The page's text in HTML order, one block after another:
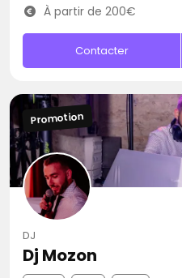
À partir de 200€
Contacter
Promotion
DJ
Dj Mozon